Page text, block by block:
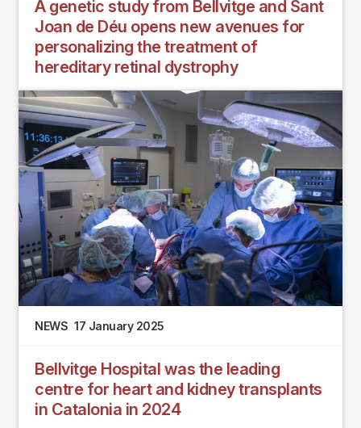
A genetic study from Bellvitge and Sant
Joan de Déu opens new avenues for
personalizing the treatment of
hereditary retinal dystrophy
NEWS 17 January 2025
Bellvitge Hospital was the leading
centre for heart and kidney transplants
in Catalonia in 2024